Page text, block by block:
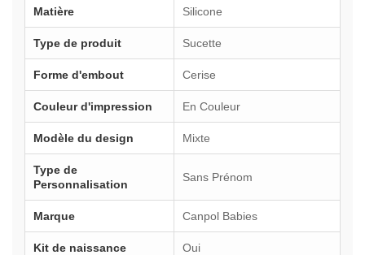
Matière Silicone
Type de produit Sucette
Forme d'embout Cerise
Couleur d'impression En Couleur
Modèle du design Mixte
Type de
Personnalisation
Sans Prénom
Marque Canpol Babies
Kit de naissance Oui